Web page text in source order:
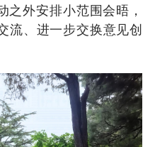
之外安排小范围会晤，
流、进一步交换意见创